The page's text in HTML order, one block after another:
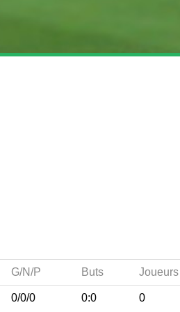
G/N/P Buts Joueurs
0/0/0 0:0 0